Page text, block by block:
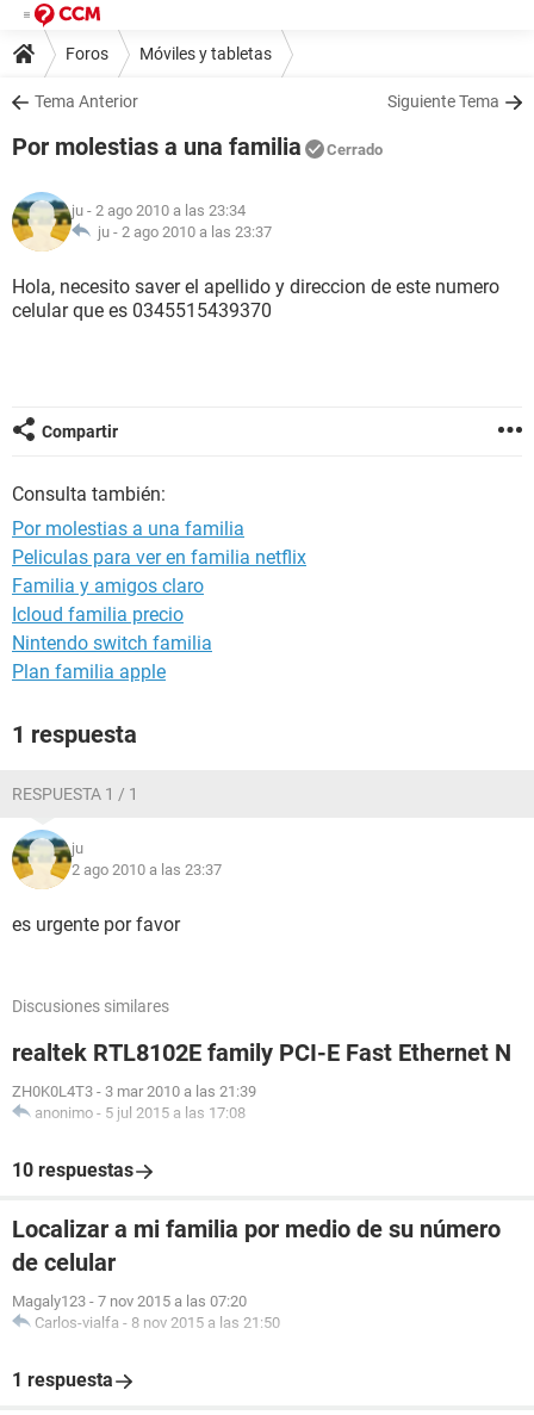
Foros Móviles y tabletas
Tema Anterior Siguiente Tema
Por molestias a una familia Cerrado
ju - 2 ago 2010 a las 23:34
ju - 2 ago 2010 a las 23:37
Hola, necesito saver el apellido y direccion de este numero
celular que es 0345515439370
Compartir
Consulta también:
Por molestias a una familia
Peliculas para ver en familia netflix
Familia y amigos claro
Icloud familia precio
Nintendo switch familia
Plan familia apple
1 respuesta
RESPUESTA 1 / 1
ju
2 ago 2010 a las 23:37
es urgente por favor
Discusiones similares
realtek RTL8102E family PCI-E Fast Ethernet N
ZH0K0L4T3 - 3 mar 2010 a las 21:39
anonimo - 5 jul 2015 a las 17:08
10 respuestas
Localizar a mi familia por medio de su número
de celular
Magaly123 - 7 nov 2015 a las 07:20
Carlos-vialfa - 8 nov 2015 a las 21:50
1 respuesta